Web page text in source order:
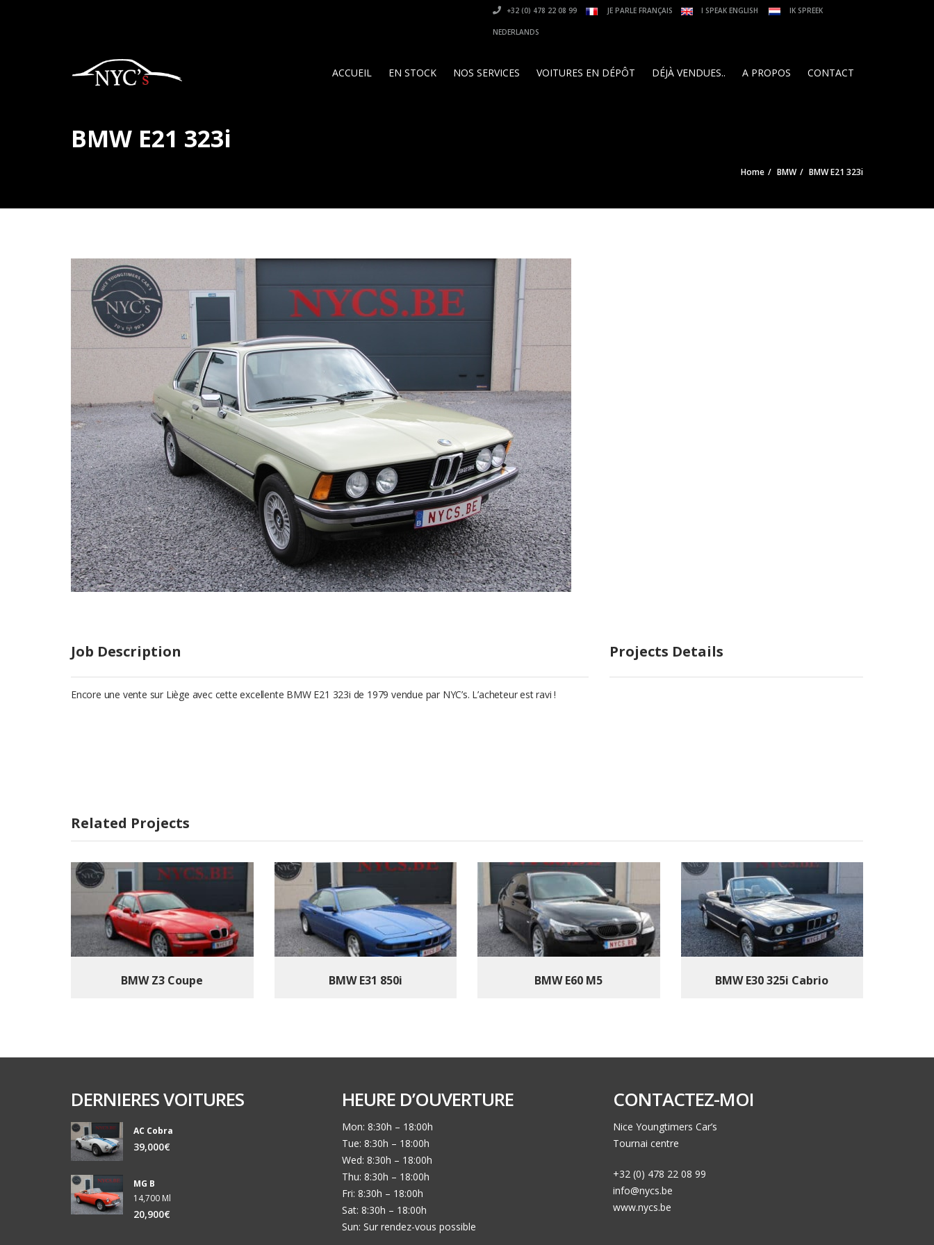
+32 (0) 478 22 08 99 JE PARLE FRANÇAIS I SPEAK ENGLISH IK SPREEK
NEDERLANDS
ACCUEIL EN STOCK NOS SERVICES VOITURES EN DÉPÔT DÉJÀ VENDUES.. A PROPOS CONTACT
BMW E21 323i
Home BMW BMW E21 323i
Job Description
Encore une vente sur Liège avec cette excellente BMW E21 323i de 1979 vendue par NYC’s. L’acheteur est ravi !
Projects Details
Related Projects
BMW Z3 Coupe BMW E31 850i BMW E60 M5 BMW E30 325i Cabrio
DERNIERES VOITURES
AC Cobra
39,000€
MG B
14,700 Ml
20,900€
HEURE D’OUVERTURE
Mon: 8:30h – 18:00h
Tue: 8:30h – 18:00h
Wed: 8:30h – 18:00h
Thu: 8:30h – 18:00h
Fri: 8:30h – 18:00h
Sat: 8:30h – 18:00h
Sun: Sur rendez-vous possible
CONTACTEZ-MOI
Nice Youngtimers Car’s
Tournai centre
+32 (0) 478 22 08 99
info@nycs.be
www.nycs.be